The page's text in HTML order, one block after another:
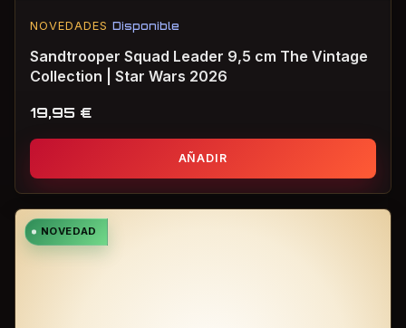
NOVEDADES Disponible
Sandtrooper Squad Leader 9,5 cm The Vintage
Collection | Star Wars 2026
19,95 €
AÑADIR
NOVEDAD